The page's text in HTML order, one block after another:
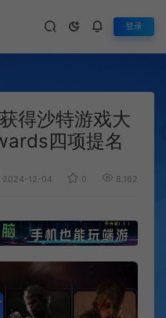
登录
得沙特游戏大
四项提名
2024-12-04 0 8,162